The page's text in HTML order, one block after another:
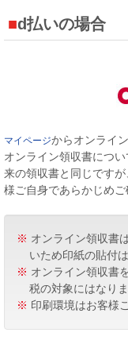
d払いの場合
マイページからオンライ
オンライン領収書につ
来の領収書と同じです
様ご自身であらかじめご
※ オンライン領収書
いため印紙の貼付
※ オンライン領収書
税の対象にはなりま
※ 印刷環境はお客様